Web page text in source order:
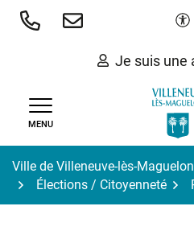
Aller
Je suis une
MENU
Ville de Villeneuve-lès-
Élections / Citoyenneté